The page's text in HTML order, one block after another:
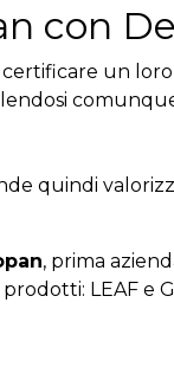
con
un
quindi
, prima
LEAF e